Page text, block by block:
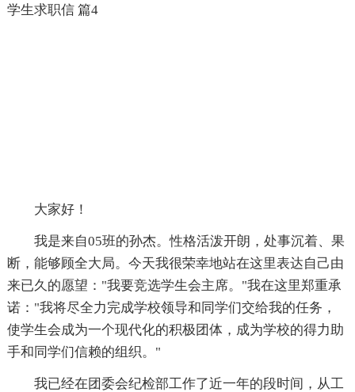
学生求职信 篇4
大家好！
我是来自05班的孙杰。性格活泼开朗，处事沉着、果
断，能够顾全大局。今天我很荣幸地站在这里表达自己由
来已久的愿望："我要竞选学生会主席。"我在这里郑重承
诺："我将尽全力完成学校领导和同学们交给我的任务，
使学生会成为一个现代化的积极团体，成为学校的得力助
手和同学们信赖的组织。"
我已经在团委会纪检部工作了近一年的段时间，从工